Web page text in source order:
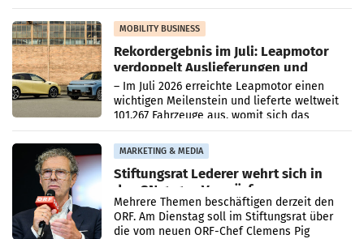
Bundeswettbewerbsbehörde und der
Bundeskartellanwalt
MOBILITY BUSINESS
Rekordergebnis im Juli: Leapmotor
verdoppelt Auslieferungen und
überschreitet die 100.000er-Marke
– Im Juli 2026 erreichte Leapmotor einen
wichtigen Meilenstein und lieferte weltweit
101.267 Fahrzeuge aus, womit sich das
Ergebnis gegenüber Juli 2025 mehr als
verdoppelte (+102
MARKETING & MEDIA
Stiftungsrat Lederer wehrt sich in
den SN gegen Vorwürfe
Mehrere Themen beschäftigen derzeit den
ORF. Am Dienstag soll im Stiftungsrat über
die vom neuen ORF-Chef Clemens Pig